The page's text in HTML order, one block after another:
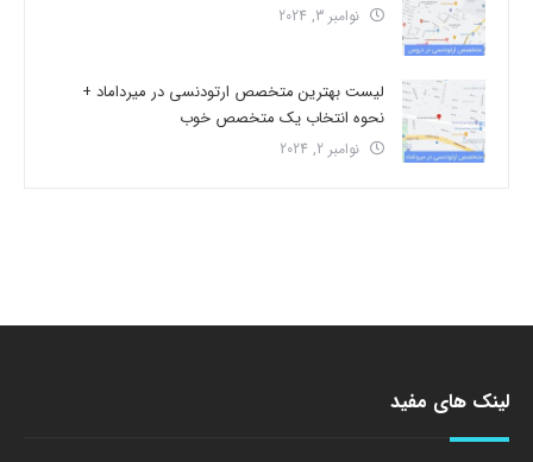
نوامبر 3, 2024
لیست بهترین متخصص ارتودنسی در میرداماد +
نحوه انتخاب یک متخصص خوب
نوامبر 2, 2024
لینک های مفید